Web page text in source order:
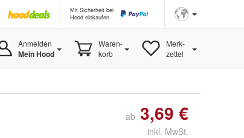
Mit Sicherheit bei
Hood einkaufen
Anmelden
Mein Hood
Waren-
korb
Merk-
zettel
ab 3,69 €
inkl. MwSt.